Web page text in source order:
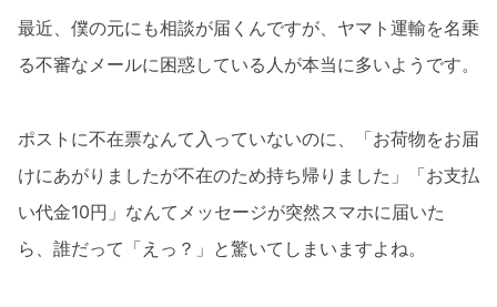
最近、僕の元にも相談が届くんですが、ヤマト運輸を名乗
る不審なメールに困惑している人が本当に多いようです。
ポストに不在票なんて入っていないのに、「お荷物をお届
けにあがりましたが不在のため持ち帰りました」「お支払
い代金10円」なんてメッセージが突然スマホに届いた
ら、誰だって「えっ？」と驚いてしまいますよね。